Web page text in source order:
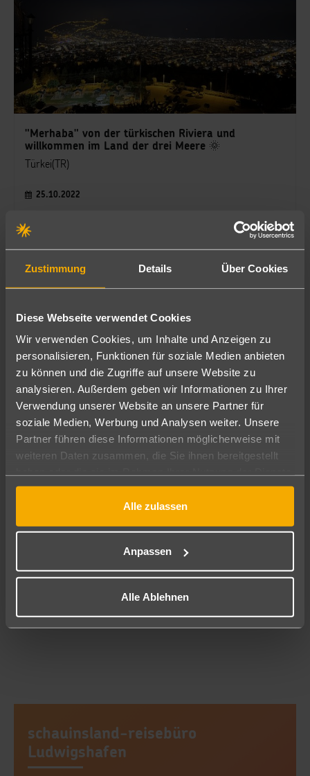
Zustimmung Details Über Cookies
Diese Webseite verwendet Cookies
Wir verwenden Cookies, um Inhalte und Anzeigen zu
personalisieren, Funktionen für soziale Medien anbieten
zu können und die Zugriffe auf unsere Website zu
analysieren. Außerdem geben wir Informationen zu Ihrer
Verwendung unserer Website an unsere Partner für
soziale Medien, Werbung und Analysen weiter. Unsere
Partner führen diese Informationen möglicherweise mit
weiteren Daten zusammen, die Sie ihnen bereitgestellt
gesammelt haben.
Alle zulassen
Anpassen
Alle Ablehnen
"Merhaba" von der türkischen Riviera und
willkommen im Land der drei Meere 🌞
Türkei(TR)
25.10.2022
Büroleitung - Reiseberaterin
und wunderschöne Küsten 🌴
Griechenland(GR)
Leslie Banks
schauinsland-reisebüro
Ludwigshafen